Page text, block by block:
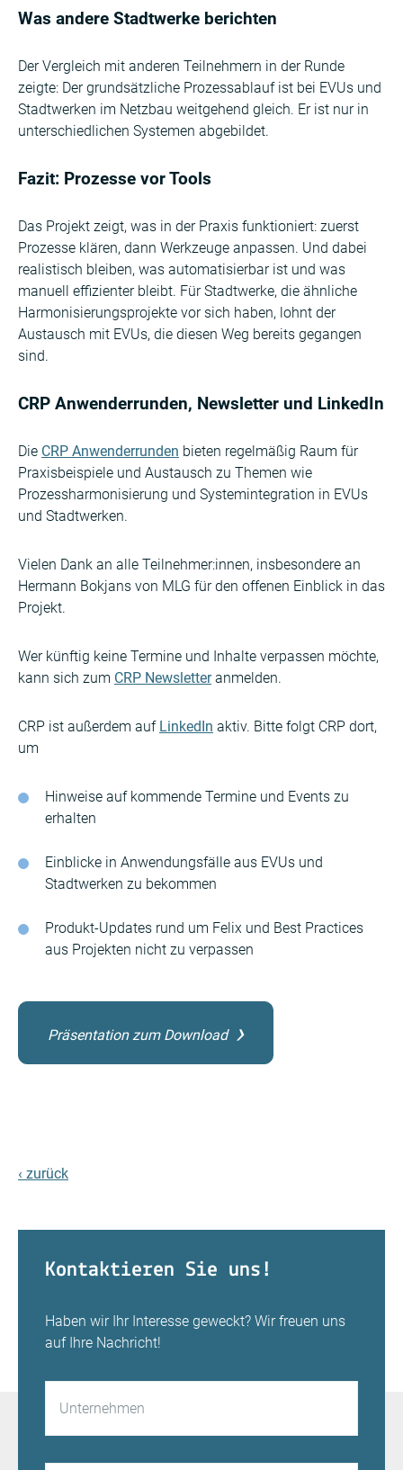
Was andere Stadtwerke berichten
Der Vergleich mit anderen Teilnehmern in der Runde
zeigte: Der grundsätzliche Prozessablauf ist bei EVUs und
Stadtwerken im Netzbau weitgehend gleich. Er ist nur in
unterschiedlichen Systemen abgebildet.
Fazit: Prozesse vor Tools
Das Projekt zeigt, was in der Praxis funktioniert: zuerst
Prozesse klären, dann Werkzeuge anpassen. Und dabei
realistisch bleiben, was automatisierbar ist und was
manuell effizienter bleibt. Für Stadtwerke, die ähnliche
Harmonisierungsprojekte vor sich haben, lohnt der
Austausch mit EVUs, die diesen Weg bereits gegangen
sind.
CRP Anwenderrunden, Newsletter und LinkedIn
Die CRP Anwenderrunden bieten regelmäßig Raum für
Praxisbeispiele und Austausch zu Themen wie
Prozessharmonisierung und Systemintegration in EVUs
und Stadtwerken.
Vielen Dank an alle Teilnehmer:innen, insbesondere an
Hermann Bokjans von MLG für den offenen Einblick in das
Projekt.
Wer künftig keine Termine und Inhalte verpassen möchte,
kann sich zum CRP Newsletteranmelden.
CRP ist außerdem auf LinkedIn aktiv. Bitte folgt CRP dort,
um
Hinweise auf kommende Termine und Events zu
erhalten
Einblicke in Anwendungsfälle aus EVUs und
Stadtwerken zu bekommen
Produkt-Updates rund um Felix und Best Practices
aus Projekten nicht zu verpassen
Präsentation zum Download
‹ zurück
Kontaktieren Sie uns!
Haben wir Ihr Interesse geweckt? Wir freuen uns
auf Ihre Nachricht!